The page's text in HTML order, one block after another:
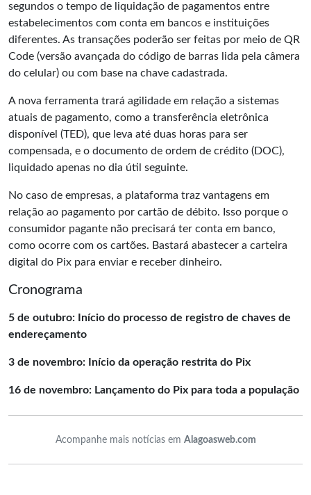
segundos o tempo de liquidação de pagamentos entre
estabelecimentos com conta em bancos e instituições
diferentes. As transações poderão ser feitas por meio de QR
Code (versão avançada do código de barras lida pela câmera
do celular) ou com base na chave cadastrada.
A nova ferramenta trará agilidade em relação a sistemas
atuais de pagamento, como a transferência eletrônica
disponível (TED), que leva até duas horas para ser
compensada, e o documento de ordem de crédito (DOC),
liquidado apenas no dia útil seguinte.
No caso de empresas, a plataforma traz vantagens em
relação ao pagamento por cartão de débito. Isso porque o
consumidor pagante não precisará ter conta em banco,
como ocorre com os cartões. Bastará abastecer a carteira
digital do Pix para enviar e receber dinheiro.
Cronograma
5 de outubro: Início do processo de registro de chaves de
endereçamento
3 de novembro: Início da operação restrita do Pix
16 de novembro: Lançamento do Pix para toda a população
Acompanhe mais notícias em Alagoasweb.com